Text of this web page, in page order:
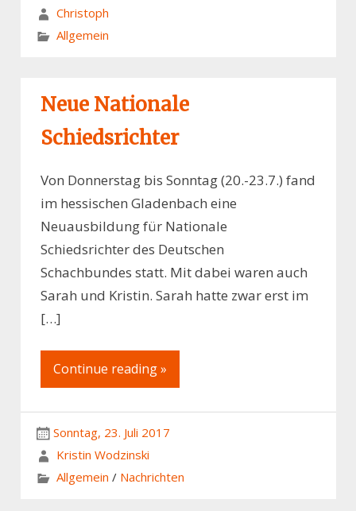
Christoph
Allgemein
Neue Nationale
Schiedsrichter
Von Donnerstag bis Sonntag (20.-23.7.) fand
im hessischen Gladenbach eine
Neuausbildung für Nationale
Schiedsrichter des Deutschen
Schachbundes statt. Mit dabei waren auch
Sarah und Kristin. Sarah hatte zwar erst im
[…]
Continue reading »
Sonntag, 23. Juli 2017
Kristin Wodzinski
Allgemein / Nachrichten